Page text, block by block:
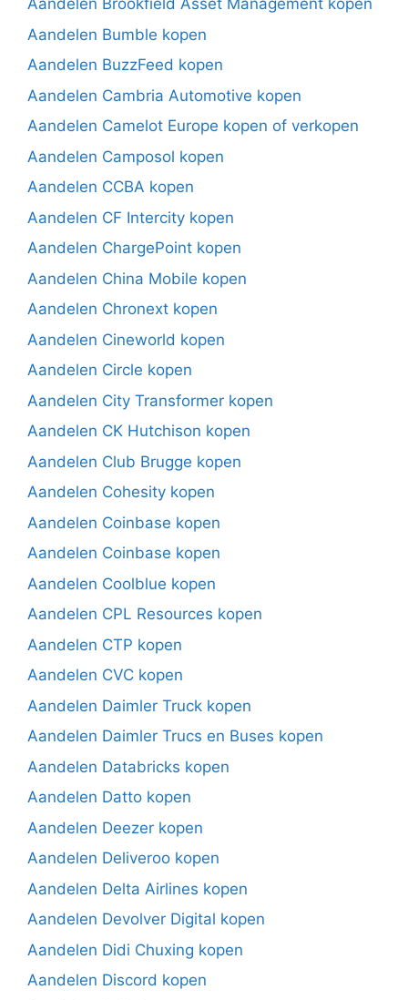
Aandelen Brookfield Asset Management kopen
Aandelen Bumble kopen
Aandelen BuzzFeed kopen
Aandelen Cambria Automotive kopen
Aandelen Camelot Europe kopen of verkopen
Aandelen Camposol kopen
Aandelen CCBA kopen
Aandelen CF Intercity kopen
Aandelen ChargePoint kopen
Aandelen China Mobile kopen
Aandelen Chronext kopen
Aandelen Cineworld kopen
Aandelen Circle kopen
Aandelen City Transformer kopen
Aandelen CK Hutchison kopen
Aandelen Club Brugge kopen
Aandelen Cohesity kopen
Aandelen Coinbase kopen
Aandelen Coinbase kopen
Aandelen Coolblue kopen
Aandelen CPL Resources kopen
Aandelen CTP kopen
Aandelen CVC kopen
Aandelen Daimler Truck kopen
Aandelen Daimler Trucs en Buses kopen
Aandelen Databricks kopen
Aandelen Datto kopen
Aandelen Deezer kopen
Aandelen Deliveroo kopen
Aandelen Delta Airlines kopen
Aandelen Devolver Digital kopen
Aandelen Didi Chuxing kopen
Aandelen Discord kopen